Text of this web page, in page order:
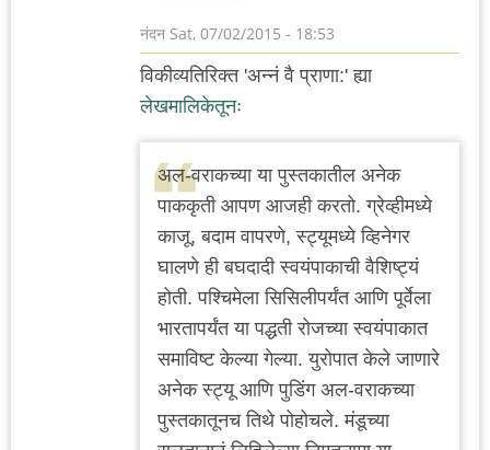
नंदन Sat, 07/02/2015 - 18:53
विकीव्यतिरिक्त 'अन्नं वै प्राणा:' ह्या
लेखमालिकेतूनः
अल-वराकच्या या पुस्तकातील अनेक
पाककृती आपण आजही करतो. ग्रेव्हीमध्ये
काजू, बदाम वापरणे, स्ट्यूमध्ये व्हिनेगर
घालणे ही बघदादी स्वयंपाकाची वैशिष्ट्यं
होती. पश्चिमेला सिसिलीपर्यंत आणि पूर्वेला
भारतापर्यंत या पद्धती रोजच्या स्वयंपाकात
समाविष्ट केल्या गेल्या. युरोपात केले जाणारे
अनेक स्ट्यू आणि पुडिंग अल-वराकच्या
पुस्तकातूनच तिथे पोहोचले. मंडूच्या